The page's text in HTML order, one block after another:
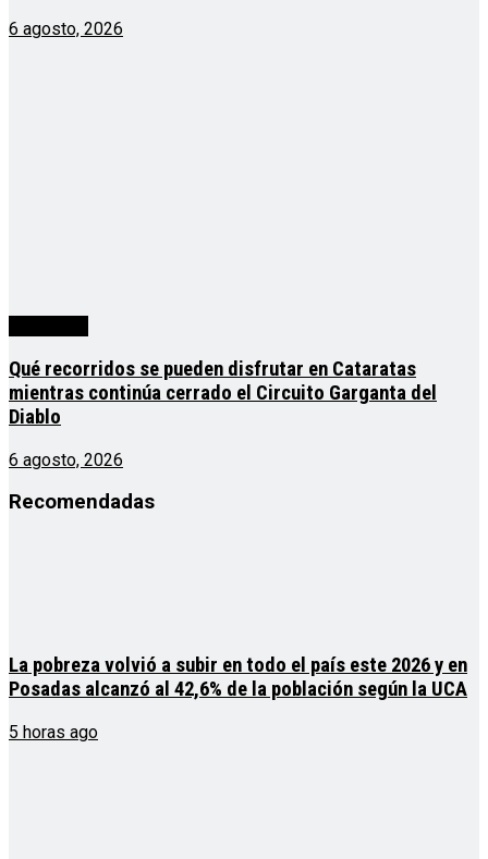
6 agosto, 2026
Qué recorridos se pueden disfrutar en Cataratas
mientras continúa cerrado el Circuito Garganta del
Diablo
6 agosto, 2026
Recomendadas
La pobreza volvió a subir en todo el país este 2026 y en
Posadas alcanzó al 42,6% de la población según la UCA
5 horas ago